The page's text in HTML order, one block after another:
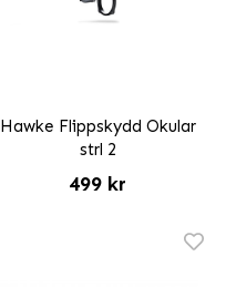
Hawke Flippskydd Okular
strl 2
499 kr